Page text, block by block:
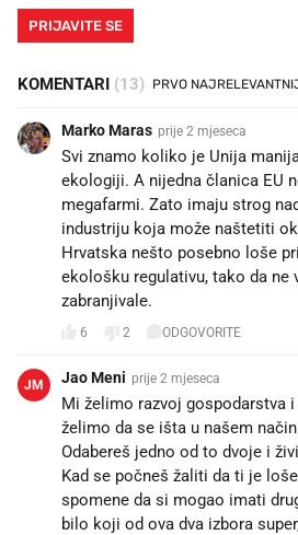
PRIJAVITE SE
KOMENTARI (13)
Marko Maras prije 2 mjeseca
Svi znamo koliko je Unija
ekologiji. A nijedna članica EU
megafarmi. Zato imaju strog
industriju koja može naštetiti
Hrvatska nešto posebno loše
ekološku regulativu, tako da ne
zabranjivale.
6 2 ODGOVORITE
JM Jao Meni prije 2 mjeseca
Mi želimo razvoj gospodarstva
želimo da se išta u našem
Odabereš jedno od to dvoje i
Kad se počneš žaliti da ti je
spomene da si mogao imati
bilo koji od ova dva izbora